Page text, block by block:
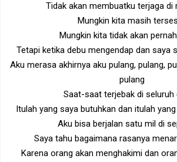
Tidak akan membuatku terjaga di
Mungkin kita masih
Mungkin kita tidak akan
Tetapi ketika debu mengendap dan saya
Aku merasa akhirnya aku pulang, pulang,
pulang
Saat-saat terjebak di seluruh
Itulah yang saya butuhkan dan itulah
Aku bisa berjalan satu mil di
Saya tahu bagaimana rasanya
Karena orang akan menghakimi dan